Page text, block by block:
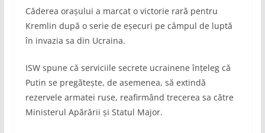
Căderea orașului a marcat o victorie rară pentru
Kremlin după o serie de eșecuri pe câmpul de luptă
în invazia sa din Ucraina.
ISW spune că serviciile secrete ucrainene înțeleg că
Putin se pregătește, de asemenea, să extindă
rezervele armatei ruse, reafirmând trecerea sa către
Ministerul Apărării și Statul Major.